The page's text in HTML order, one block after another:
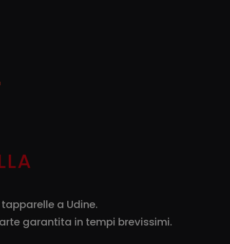
a Udine.
garantita in tempi brevissimi.